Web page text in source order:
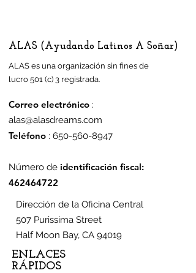
ALAS (Ayudando Latinos A Soñar)
ALAS es una organización sin fines de
lucro 501 (c) 3 registrada.
Correo electrónico :
alas@alasdreams.com
Teléfono : 650-560-8947
Número de identificación fiscal:
462464722
Dirección de la Oficina Central
507 Purissima Street
Half Moon Bay, CA 94019
ENLACES
RÁPIDOS